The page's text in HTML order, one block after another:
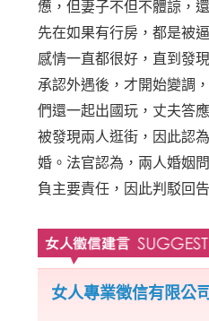
憊，但妻子不但不體諒，
先在如果有行房，都是被
感情一直都很好，直到發
承認外遇後，才開始變調
們還一起出國玩，丈夫答
被發現兩人逛街，因此認
婚。法官認為，兩人婚姻
負主要責任，因此判駁回
女人專業徵信有限公